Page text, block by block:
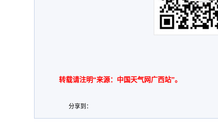
转载请注明“来源：中国天气网广西站”。
分享到：